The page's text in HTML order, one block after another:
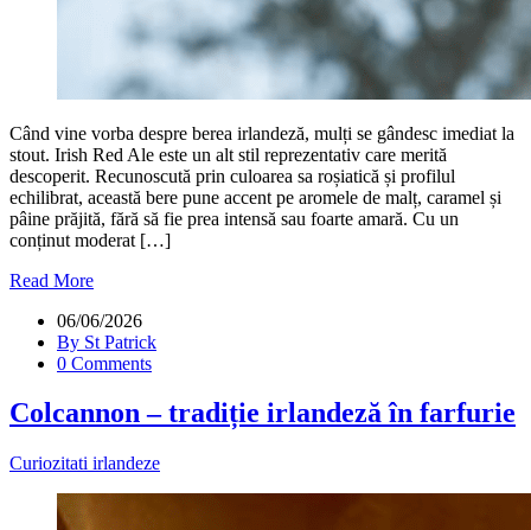
Când vine vorba despre berea irlandeză, mulți se gândesc imediat la
stout. Irish Red Ale este un alt stil reprezentativ care merită
descoperit. Recunoscută prin culoarea sa roșiatică și profilul
echilibrat, această bere pune accent pe aromele de malț, caramel și
pâine prăjită, fără să fie prea intensă sau foarte amară. Cu un
conținut moderat […]
Read More
06/06/2026
By St Patrick
0 Comments
Colcannon – tradiție irlandeză în farfurie
Curiozitati irlandeze